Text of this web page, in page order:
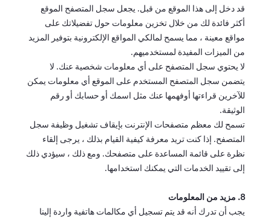
قد دخل إلى هذا الموقع من قبل. يجعل سجل المتصفح الموقع
أكثر فائدة لك من خلال تخزين معلومات حول تفضيلاتك على
مواقع معينة ، مما يسمح لمالكي المواقع الإلكترونية بتوفير المزيد
من الميزات المفيدة لمستخدميهم.
لا يحتوي سجل المتصفح على أي معلومات شخصية عنك. لا
يتضمن سجل المتصفح المستخدم على الموقع أي معلومات يمكن
للآخرين قراءتها أوفهمها عنك مثل اسمك أو حسابك أو رقم
الوثيقة.
تسمح لك معظم متصفحات الإنترنت بإيقاف تشغيل وظيفة سجل
المتصفح. إذا كنت تريد معرفة كيفية القيام بذلك ، يرجى إلقاء
نظرة على قائمة المساعدة على متصفحك. ومع ذلك ، سيؤدي ذلك
إلى تقييد الخدمات التي يمكنك استخدامها.
8. مزيد من المعلومات
يجب أن تدرك أنه قد يتم تسجيل أي مكالمات هاتفية واردة إلينا